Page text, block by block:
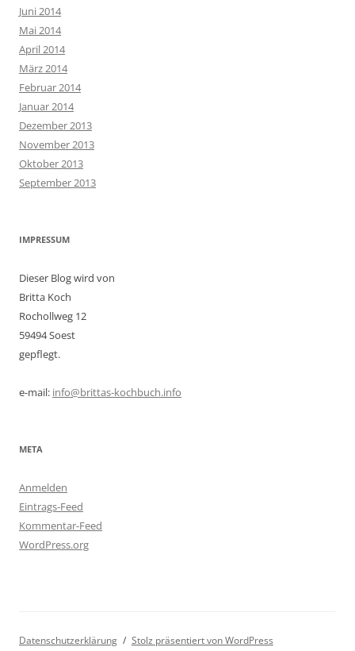
Juni 2014
Mai 2014
April 2014
März 2014
Februar 2014
Januar 2014
Dezember 2013
November 2013
Oktober 2013
September 2013
IMPRESSUM
Dieser Blog wird von
Britta Koch
Rochollweg 12
59494 Soest
gepflegt.
e-mail: info@brittas-kochbuch.info
META
Anmelden
Eintrags-Feed
Kommentar-Feed
WordPress.org
Datenschutzerklärung Stolz präsentiert von WordPress